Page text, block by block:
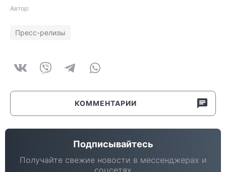
Автор:
Пресс-релизы
КОММЕНТАРИИ
Подписывайтесь
Получайте свежие новости в мессенджерах и
соцсетях